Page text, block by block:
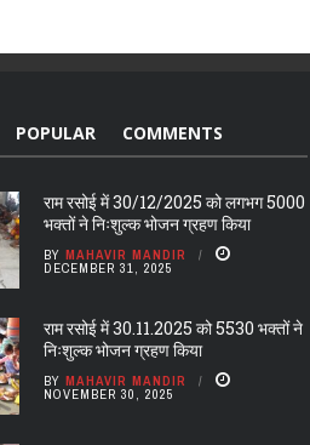
POPULAR COMMENTS
राम रसोई में 30/12/2025 को लगभग 5000
भक्तों ने निःशुल्क भोजन ग्रहण किया
BY MAHAVIR MANDIR
DECEMBER 31, 2025
राम रसोई में 30.11.2025 को 5530 भक्तों ने
निःशुल्क भोजन ग्रहण किया
BY MAHAVIR MANDIR
NOVEMBER 30, 2025